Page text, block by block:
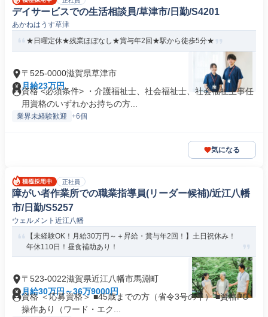
デイサービスでの生活相談員/草津市/日勤/S4201
あかねはうす草津
★日曜定休★残業ほぼなし★賞与年2回★駅から徒歩5分★
〒525-0000滋賀県草津市
月給23万円
資格 <必須条件> ・介護福祉士、社会福祉士、社会福祉主事任
用資格のいずれかお持ちの方...
業界未経験歓迎 +6個
気になる
正社員
障がい者作業所での職業指導員(リーダー候補)/近江八幡
市/日勤/S5257
ウェルメント近江八幡
【未経験OK！月給30万円～＋昇給・賞与年2回！】土日祝休み！
年休110日！昼食補助あり！
〒523-0022滋賀県近江八幡市馬淵町
月給30万円～36万9000円
資格 ＜応募資格＞ ■45歳までの方（省令3号のイ） ■資格PC
操作あり（ワード・エク...